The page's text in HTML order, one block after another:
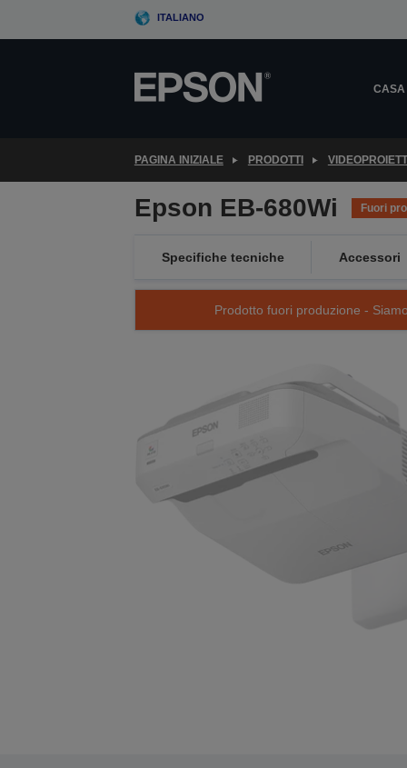
ITALIANO
CASA
PAGINA INIZIALE PRODOTTI
Epson EB-680Wi Fuori
Specifiche tecniche Accessori
Prodotto fuori produzione -